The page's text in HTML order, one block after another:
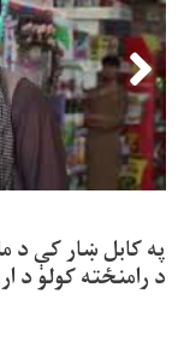
په کابل ښار کې د
د رامنځته کولو د